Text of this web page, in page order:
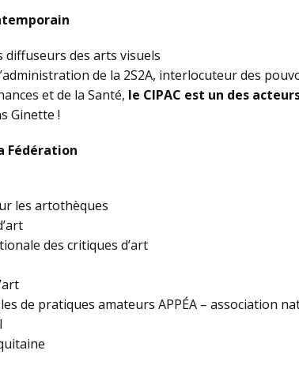
des arts visuels
de la 2S2A, interlocuteur des
et de la Santé, le CIPAC est un des
Ginette !
Fédération
les artothèques
des critiques d’art
de pratiques amateurs APPÉA – association